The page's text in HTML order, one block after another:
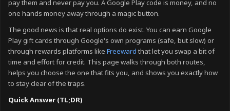
pay them and never pay you. A Google Play code is money, and no
one hands money away through a magic button.
The good news is that real options do exist. You can earn Google
Play gift cards through Google's own programs (safe, but slow) or
through rewards platforms like Freeward that let you swap a bit of
time and effort for credit. This page walks through both routes,
helps you choose the one that fits you, and shows you exactly how
to stay clear of the traps.
Quick Answer (TL;DR)